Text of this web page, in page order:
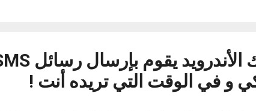
و في الوقت التي تريده أنت !